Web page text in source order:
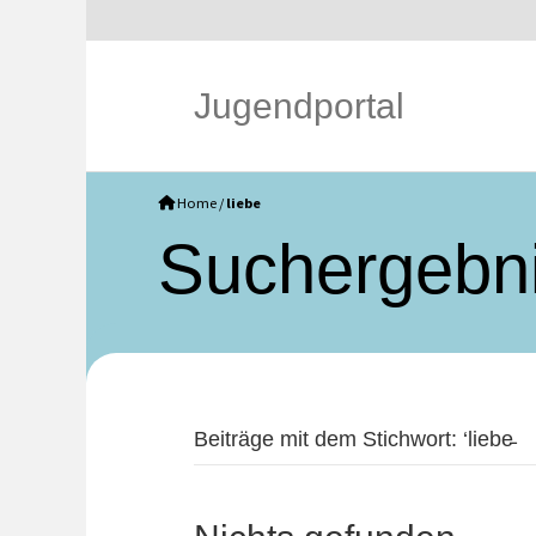
Jugendportal
Home / liebe
Beiträge mit dem Stichwort: ‘liebe̵